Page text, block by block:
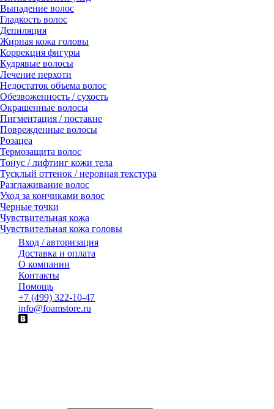
Выпадение волос
Гладкость волос
Депиляция
Жирная кожа головы
Коррекция фигуры
Кудрявые волосы
Лечение перхоти
Недостаток объема волос
Обезвоженность / сухость
Окрашенные волосы
Пигментация / постакне
Поврежденные волосы
Розацеа
Термозащита волос
Тонус / лифтинг кожи тела
Тусклый оттенок / неровная текстура
Разглаживание волос
Уход за кончиками волос
Черные точки
Чувствительная кожа
Чувствительная кожа головы
Вход / авторизация
Доставка и оплата
О компании
Контакты
Помощь
+7 (499) 322-10-47
info@foamstore.ru